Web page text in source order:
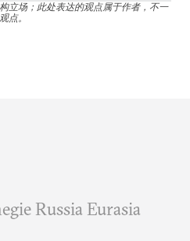
立场；此处表达的观点属于作者，不一
点。
Russia Eurasia